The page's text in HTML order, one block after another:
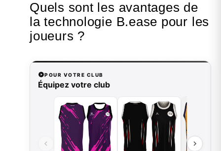
Quels sont les avantages de
la technologie B.ease pour les
joueurs ?
POUR VOTRE CLUB
Équipez votre club